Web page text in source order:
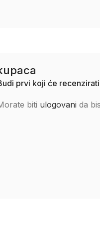
prvi koji će
biti ulogovani da